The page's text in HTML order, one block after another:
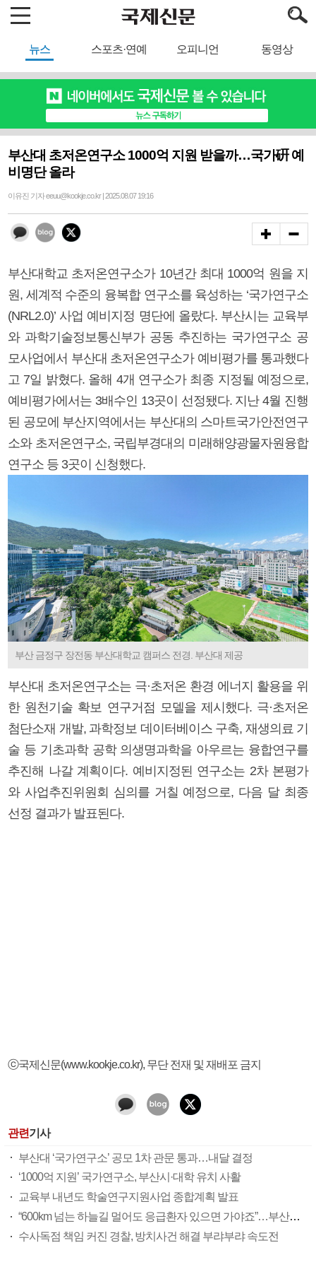
뉴스 스포츠·연예 오피니언 동영상
부산대 초저온연구소 1000억 지원 받을까…국가硏 예
비명단 올라
이유진 기자 eeuu@kookje.co.kr | 2025.08.07 19:16
부산대학교 초저온연구소가 10년간 최대 1000억 원을 지
원, 세계적 수준의 융복합 연구소를 육성하는 ‘국가연구소
(NRL2.0)’ 사업 예비지정 명단에 올랐다. 부산시는 교육부
와 과학기술정보통신부가 공동 추진하는 국가연구소 공
모사업에서 부산대 초저온연구소가 예비평가를 통과했다
고 7일 밝혔다. 올해 4개 연구소가 최종 지정될 예정으로,
예비평가에서는 3배수인 13곳이 선정됐다. 지난 4월 진행
된 공모에 부산지역에서는 부산대의 스마트국가안전연구
소와 초저온연구소, 국립부경대의 미래해양광물자원융합
연구소 등 3곳이 신청했다.
부산 금정구 장전동 부산대학교 캠퍼스 전경. 부산대 제공
부산대 초저온연구소는 극·초저온 환경 에너지 활용을 위
한 원천기술 확보 연구거점 모델을 제시했다. 극·초저온
첨단소재 개발, 과학정보 데이터베이스 구축, 재생의료 기
술 등 기초과학 공학 의생명과학을 아우르는 융합연구를
추진해 나갈 계획이다. 예비지정된 연구소는 2차 본평가
와 사업추진위원회 심의를 거칠 예정으로, 다음 달 최종
선정 결과가 발표된다.
ⓒ국제신문(www.kookje.co.kr), 무단 전재 및 재배포 금지
관련기사
부산대 ‘국가연구소’ 공모 1차 관문 통과…내달 결정
‘1000억 지원’ 국가연구소, 부산시·대학 유치 사활
교육부 내년도 학술연구지원사업 종합계획 발표
“600km 넘는 하늘길 멀어도 응급환자 있으면 가야죠”…부산소방항공대 활약상 눈길
수사독점 책임 커진 경찰, 방치사건 해결 부랴부랴 속도전